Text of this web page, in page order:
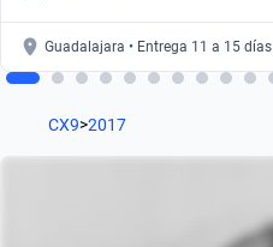
Guadalajara • Entrega 11 a 15 días
CX9>2017